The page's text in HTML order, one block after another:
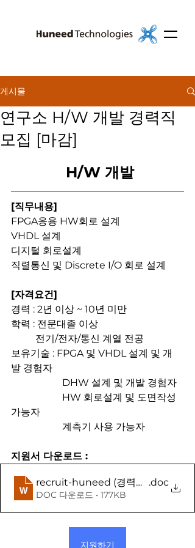
게시물
연구소 H/W 개발 경력직
모집 [마감]
H/W 개발
[직무내용]
FPGA응용 HW회로 설계
VHDL 설계
디지털 회로설계
직렬통신 및 Discrete I/O 회로 설계
[자격요건]
경력 : 2년 이상 ~ 10년 미만
학력 : 전문대졸 이상
          전기/전자/통신 계열 전공
보유기술 : FPGA 및 VHDL 설계 및 개
발 경험자
          	 DHW 설계 및 개발 경험자
가능자
          	 계측기 사용 가능자
지원서 다운로드 :
recruit-huneed (경력사원용)
.doc
DOC 다운로드 • 177KB
지원하기